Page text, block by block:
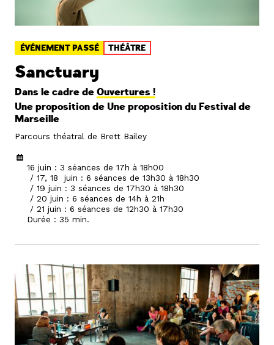
ÉVÉNEMENT PASSÉ THÉÂTRE
Sanctuary
Dans le cadre de Ouvertures !
Une proposition de Une proposition du Festival de
Marseille
Parcours théatral de Brett Bailey
16 juin : 3 séances de 17h à 18h00
/ 17, 18 juin : 6 séances de 13h30 à 18h30
/ 19 juin : 3 séances de 17h30 à 18h30
/ 20 juin : 6 séances de 14h à 21h
/ 21 juin : 6 séances de 12h30 à 17h30
Durée : 35 min.